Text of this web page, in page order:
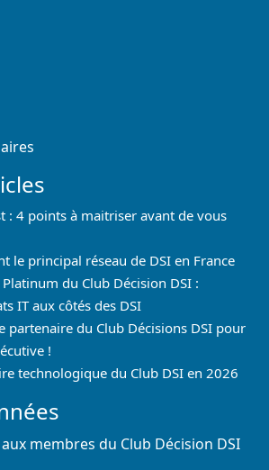
: 4 points à maitriser avant de vous
le principal réseau de DSI en France
du Club Décision DSI :
IT aux côtés des DSI
partenaire du Club Décisions DSI pour
!
technologique du Club DSI en 2026
membres du Club Décision DSI